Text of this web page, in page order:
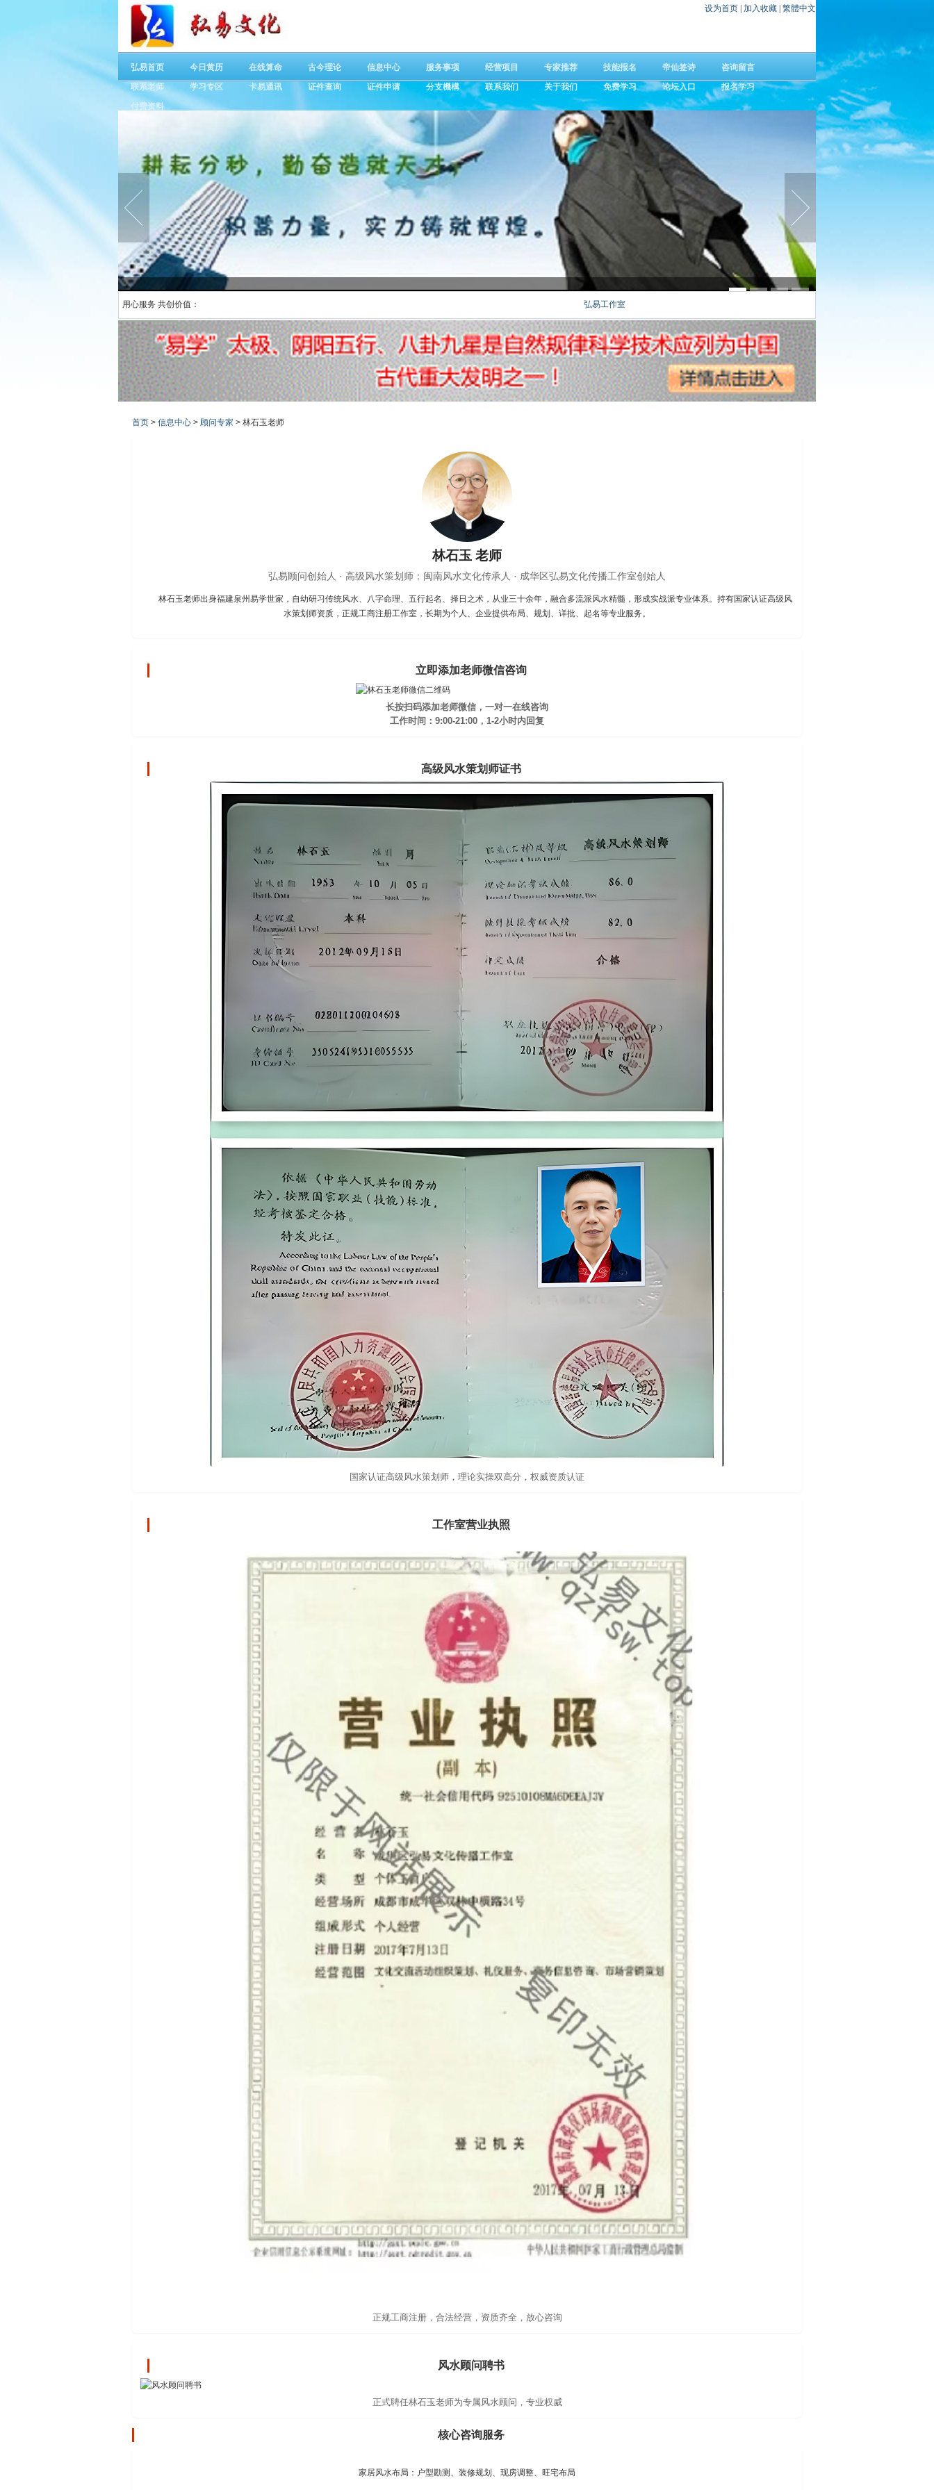
设为首页 加入收藏 繁體中文
弘易首页 今日黄历 在线算命 古今理论 信息中心 服务事项 经营项目 专家推荐 技能报名 帝仙签诗
咨询留言
联系老师
学习专区 卡易通讯 证件查询 证件申请 分支機構 联系我们 关于我们 免费学习 论坛入口
报名学习
付费资料
用心服务 共创价值： 弘易工作室：林石玉携正统易学，传千年文化，筑万家宜居格局
首页 > 信息中心 > 顾问专家 > 林石玉老师
林石玉 老师
弘易顾问创始人 · 高级风水策划师：闽南风水文化传承人 · 成华区弘易文化传播工作室创始人
林石玉老师出身福建泉州易学世家，自幼研习传统风水、八字命理、五行起名、择日之术，从业三十余年，融合多流派风水精髓，形成实战派专业体系。持有国家认证高级风
水策划师资质，正规工商注册工作室，长期为个人、企业提供布局、规划、详批、起名等专业服务。
立即添加老师微信咨询
长按扫码添加老师微信，一对一在线咨询
工作时间：9:00-21:00，1-2小时内回复
高级风水策划师证书
国家认证高级风水策划师，理论实操双高分，权威资质认证
工作室营业执照
正规工商注册，合法经营，资质齐全，放心咨询
风水顾问聘书
正式聘任林石玉老师为专属风水顾问，专业权威
核心咨询服务
家居风水布局：户型勘测、装修规划、现房调整、旺宅布局